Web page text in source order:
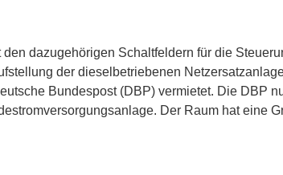
dazugehörigen Schaltfeldern für die
der dieselbetriebenen
Bundespost (DBP) vermietet. Die DBP
Der Raum hat eine